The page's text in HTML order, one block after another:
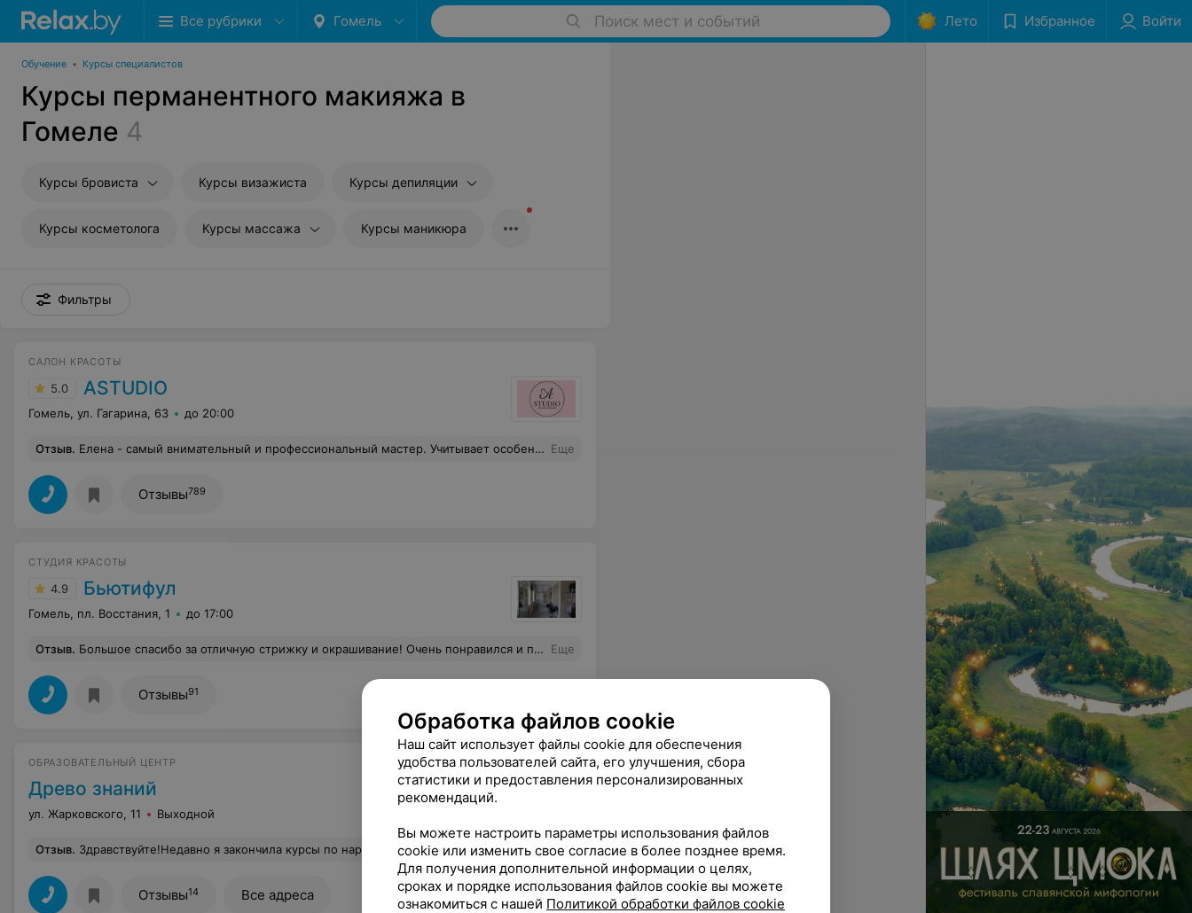
Все рубрики Гомель Поиск мест и событий Лето Избранное Войти
Обучение • Курсы специалистов
Курсы перманентного макияжа в
Гомеле 4
Курсы бровиста Курсы визажиста Курсы депиляции
Курсы косметолога Курсы массажа Курсы маникюра
Фильтры
САЛОН КРАСОТЫ
5.0 ASTUDIO
Гомель, ул. Гагарина, 63 до 20:00
Отзыв. Елена - самый внимательный и профессиональный мастер. Учитывает особенности роста ресниц, изгиба и корректирует для лучшего результата. Еще
Отзывы789
СТУДИЯ КРАСОТЫ
4.9 Бьютифул
Гомель, пл. Восстания, 1 до 17:00
Отзыв. Большое спасибо за отличную стрижку и окрашивание! Очень понравился и процесс, и результат. Мастер — умничка, всё сделала аккуратно и точно по желанию. Цвет и форма — просто супер! Осталась в полном восторге. Рекомендую! Еще
Отзывы91
ОБРАЗОВАТЕЛЬНЫЙ ЦЕНТР
Древо знаний
ул. Жарковского, 11 Выходной
Отзыв. Здравствуйте!Недавно я закончила курсы по наращиванию гелевых ногтей!Проходила обучения у хорошего,грамотного мастера Натальи Генадьевны.Мастер с большим стажем работы в этой свере,грамотно поставила обучение,внимательный подход к кождому ученику.Я осталась очень довольна курсами и знаниями которые получила у мастера!Большое спасибо! Еще
Отзывы14 Все адреса
Обработка файлов cookie
Наш сайт использует файлы cookie для обеспечения
удобства пользователей сайта, его улучшения, сбора
статистики и предоставления персонализированных
рекомендаций.
Вы можете настроить параметры использования файлов
cookie или изменить свое согласие в более позднее время.
Для получения дополнительной информации о целях,
сроках и порядке использования файлов cookie вы можете
ознакомиться с нашей Политикой обработки файлов cookie